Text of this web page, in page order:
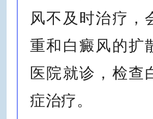
风不及时治疗，
重和白癜风的扩
医院就诊，检查
症治疗。